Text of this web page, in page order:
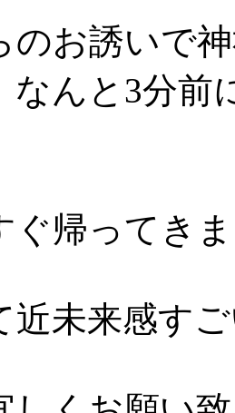
のお誘いで
なんと3分前
ぐ帰ってき
近未来感す